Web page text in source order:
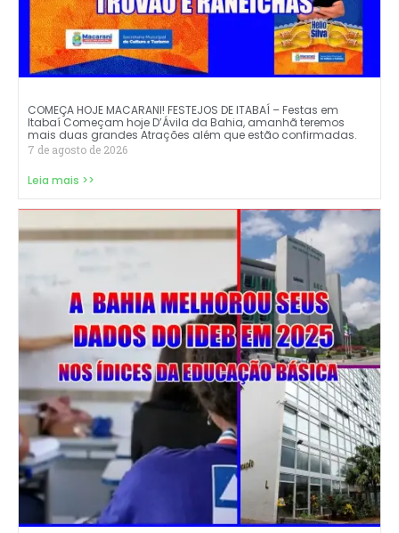
COMEÇA HOJE MACARANI! FESTEJOS DE ITABAÍ – Festas em
Itabaí Começam hoje D’Ávila da Bahia, amanhã teremos
mais duas grandes Atrações além que estão confirmadas.
7 de agosto de 2026
Leia mais >>